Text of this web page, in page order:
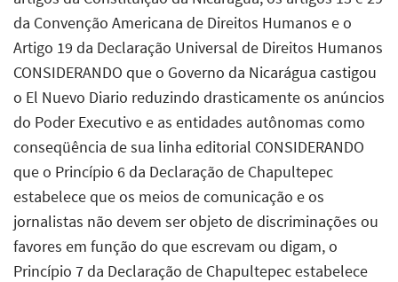
da Convenção Americana de Direitos Humanos e o
Artigo 19 da Declaração Universal de Direitos Humanos
CONSIDERANDO que o Governo da Nicarágua castigou
o El Nuevo Diario reduzindo drasticamente os anúncios
do Poder Executivo e as entidades autônomas como
conseqüência de sua linha editorial CONSIDERANDO
que o Princípio 6 da Declaração de Chapultepec
estabelece que os meios de comunicação e os
jornalistas não devem ser objeto de discriminações ou
favores em função do que escrevam ou digam, o
Princípio 7 da Declaração de Chapultepec estabelece